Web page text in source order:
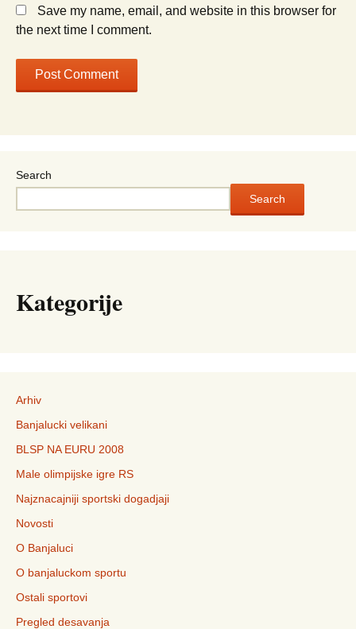
Save my name, email, and website in this browser for
the next time I comment.
Search
Search
Kategorije
Arhiv
Banjalucki velikani
BLSP NA EURU 2008
Male olimpijske igre RS
Najznacajniji sportski dogadjaji
Novosti
O Banjaluci
O banjaluckom sportu
Ostali sportovi
Pregled desavanja